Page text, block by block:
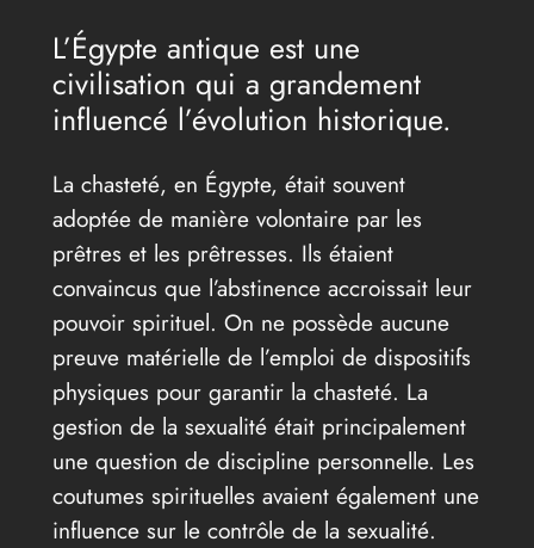
L’Égypte antique est une
civilisation qui a grandement
influencé l’évolution historique.
La chasteté, en Égypte, était souvent
adoptée de manière volontaire par les
prêtres et les prêtresses. Ils étaient
convaincus que l’abstinence accroissait leur
pouvoir spirituel. On ne possède aucune
preuve matérielle de l’emploi de dispositifs
physiques pour garantir la chasteté. La
gestion de la sexualité était principalement
une question de discipline personnelle. Les
coutumes spirituelles avaient également une
influence sur le contrôle de la sexualité.